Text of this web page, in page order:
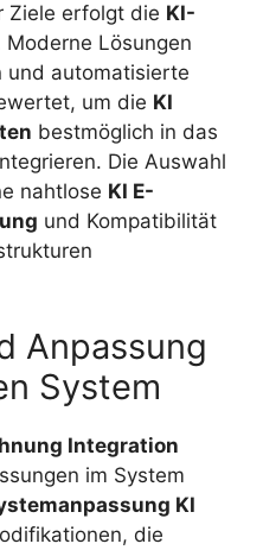
Ziele erfolgt die KI-
Moderne Lösungen
und automatisierte
um die KI
bestmöglich in das
Die Auswahl
nahtlose KI E-
und Kompatibilität
Anpassung
System
Integration
im System
KI
die